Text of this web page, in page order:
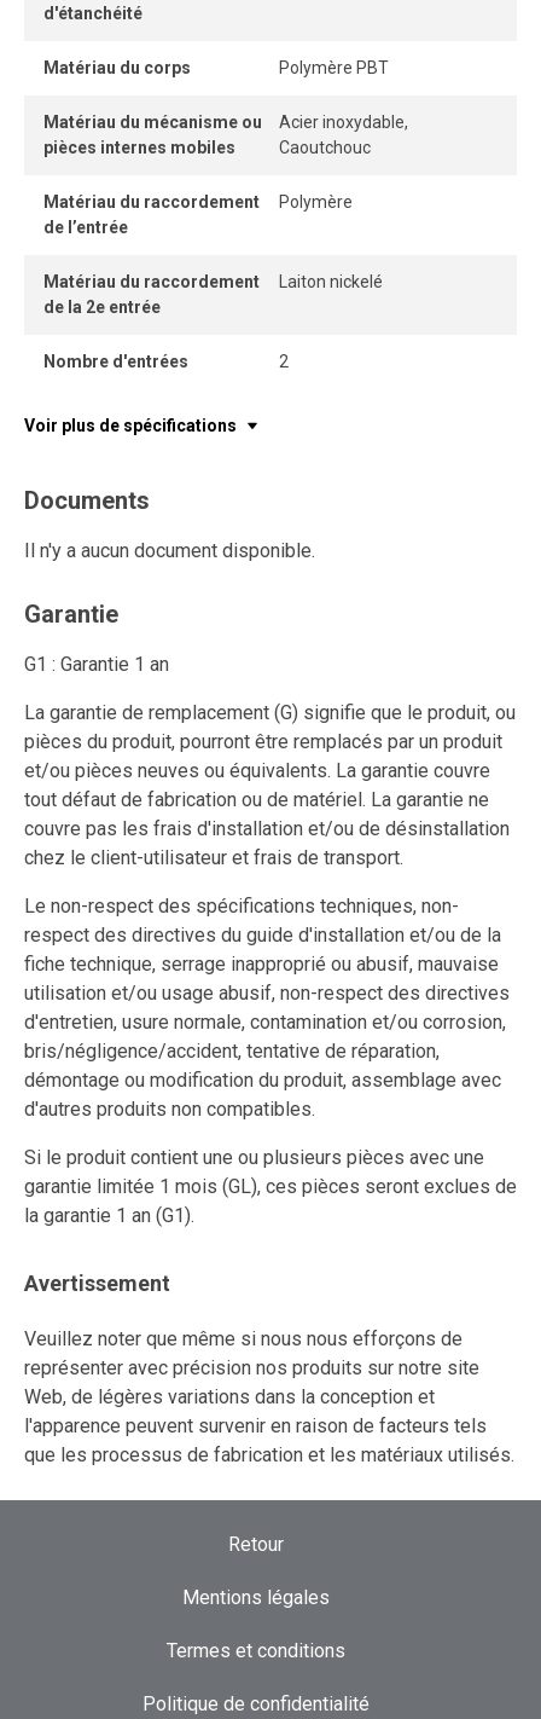
d'étanchéité
Matériau du corps Polymère PBT
Matériau du mécanisme ou
pièces internes mobiles
Acier inoxydable,
Caoutchouc
Matériau du raccordement
de l’entrée
Polymère
Matériau du raccordement
de la 2e entrée
Laiton nickelé
Nombre d'entrées 2
Voir plus de spécifications
Documents
Il n'y a aucun document disponible.
Garantie
G1 : Garantie 1 an
La garantie de remplacement (G) signifie que le produit, ou
pièces du produit, pourront être remplacés par un produit
et/ou pièces neuves ou équivalents. La garantie couvre
tout défaut de fabrication ou de matériel. La garantie ne
couvre pas les frais d'installation et/ou de désinstallation
chez le client-utilisateur et frais de transport.
Le non-respect des spécifications techniques, non-
respect des directives du guide d'installation et/ou de la
fiche technique, serrage inapproprié ou abusif, mauvaise
utilisation et/ou usage abusif, non-respect des directives
d'entretien, usure normale, contamination et/ou corrosion,
bris/négligence/accident, tentative de réparation,
démontage ou modification du produit, assemblage avec
d'autres produits non compatibles.
Si le produit contient une ou plusieurs pièces avec une
garantie limitée 1 mois (GL), ces pièces seront exclues de
la garantie 1 an (G1).
Avertissement
Veuillez noter que même si nous nous efforçons de
représenter avec précision nos produits sur notre site
Web, de légères variations dans la conception et
l'apparence peuvent survenir en raison de facteurs tels
que les processus de fabrication et les matériaux utilisés.
Retour
Mentions légales
Termes et conditions
Politique de confidentialité